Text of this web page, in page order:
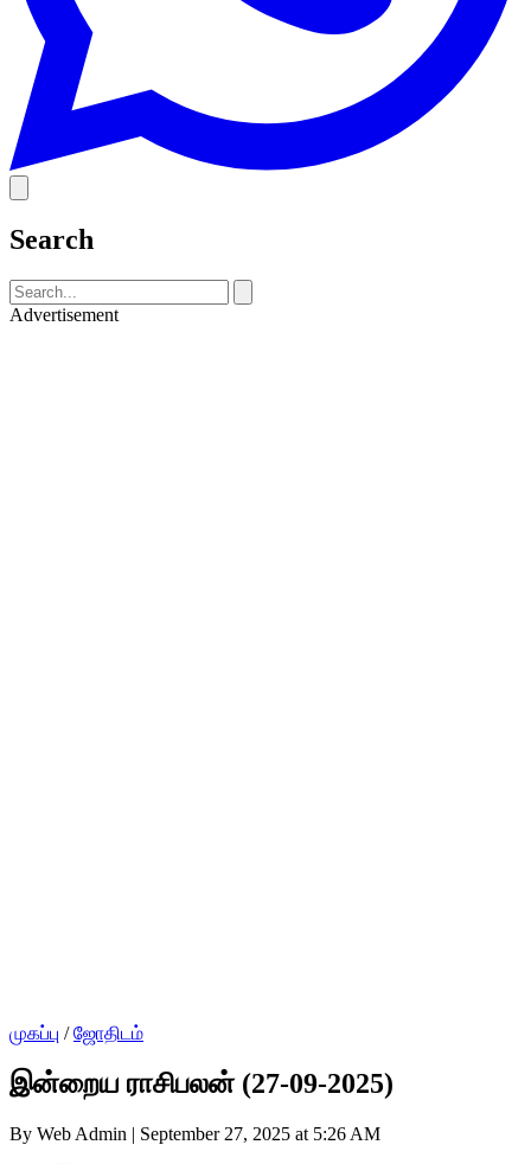
Search
Advertisement
முகப்பு / ஜோதிடம்
இன்றைய ராசிபலன் (27-09-2025)
By Web Admin | September 27, 2025 at 5:26 AM